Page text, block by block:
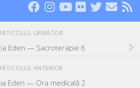
URMĂTOR
Eden — Sacroterapie 6
ANTERIOR
Eden — Ora medicală 2